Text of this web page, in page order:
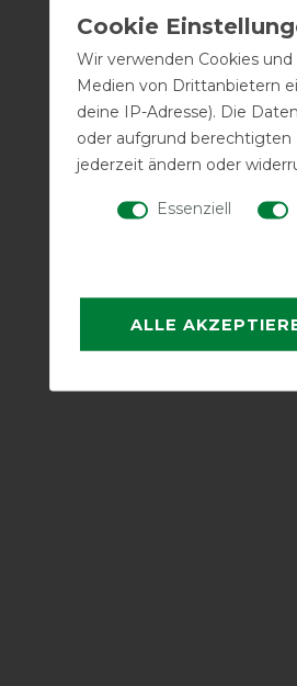
Wir verwenden Cookies
Medien von Drittanbietern
deine IP-Adresse). Die
oder aufgrund berechtigten
jederzeit ändern oder
Essenziell
ALLE